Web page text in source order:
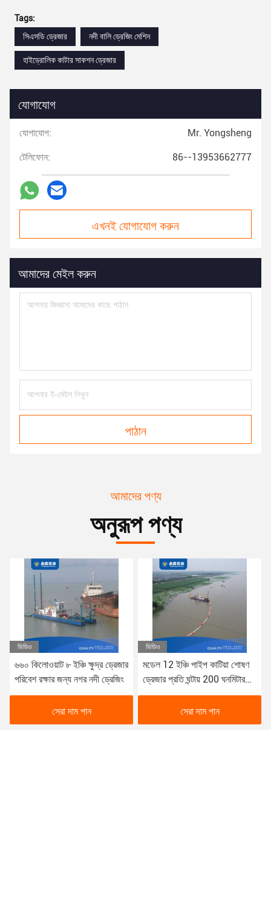
Tags:
সিএসডি ড্রেজার
নদী বালি ড্রেজিং মেশিন
হাইড্রোলিক কাটার সাকশন ড্রেজার
যোগাযোগ
যোগাযোগ: Mr. Yongsheng
টেলিফোন: 86--13953662777
এখনই যোগাযোগ করুন
আমাদের মেইল করুন
পাঠান
আমাদের পণ্য
অনুরূপ পণ্য
ভিডিও
মডেল 12 ইঞ্চি পাইপ কাটিয়া শোষণ
ড্রেজার প্রতি ঘন্টায় 200 ঘনমিটার
আউটপুট সঙ্গে
সেরা দাম পান
ভিডিও
বিভিন্ন ড্রেজিং অ্যাপ্লিকেশনের জন্য
বহুমুখী সিএসডি ড্রেজার সাইড
প্লেটের বেধ 6 মিমি
সেরা দাম পান